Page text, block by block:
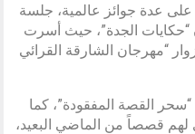
على عدة جوائز عالمية، جلسة
مايو)، بعنوان “حكايات الجدة”، حيث أسرت
“مهرجان الشارقة القرائي
القصة المفقودة”، كما
قصصاً من الماضي البعيد،